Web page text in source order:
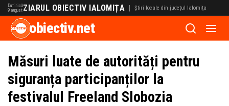
Duminică
9 august ZIARUL OBIECTIV IALOMIȚA | Știri locale din județul Ialomița
obiectiv.net
Măsuri luate de autorități pentru
siguranța participanților la
festivalul Freeland Slobozia